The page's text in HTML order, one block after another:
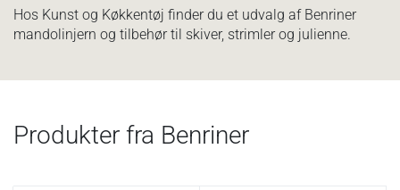
Hos Kunst og Køkkentøj finder du et udvalg af Benriner
mandolinjern og tilbehør til skiver, strimler og julienne.
Produkter fra Benriner